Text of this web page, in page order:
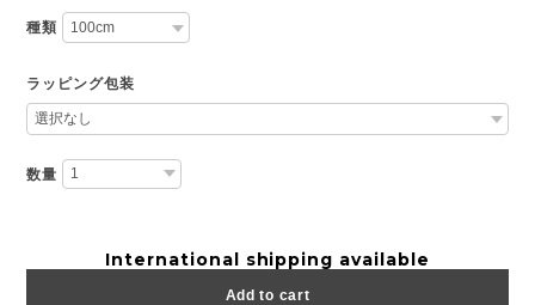
種類
ラッピング包装
数量
International shipping available
Add to cart